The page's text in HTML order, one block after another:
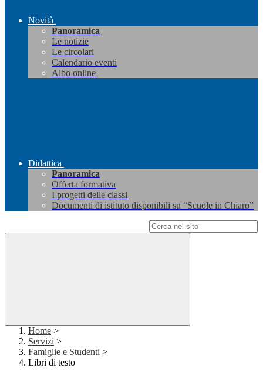
Novità
Panoramica
Le notizie
Le circolari
Calendario eventi
Albo online
Didattica
Panoramica
Offerta formativa
I progetti delle classi
Documenti di istituto disponibili su “Scuole in Chiaro”
Home >
Servizi >
Famiglie e Studenti >
Libri di testo